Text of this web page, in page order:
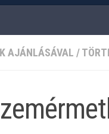
AJÁNLÁSÁVAL /